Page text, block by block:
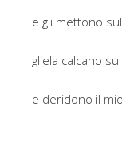
e gli mettono
gliela calcano
e deridono il